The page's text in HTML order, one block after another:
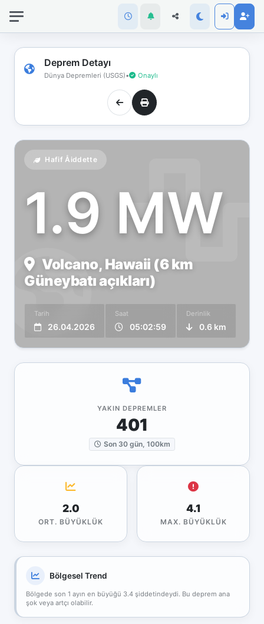
Deprem Detayı
Dünya Depremleri (USGS)• Onaylı
Hafif Åiddette
1.9 MW
Volcano, Hawaii (6 km
Güneybatı açıkları)
Tarih
26.04.2026
Saat
05:02:59
Derinlik
0.6 km
YAKIN DEPREMLER
401
Son 30 gün, 100km
2.0
ORT. BÜYÜKLÜK
4.1
MAX. BÜYÜKLÜK
Bölgesel Trend
Bölgede son 1 ayın en büyüğü 3.4 şiddetindeydi. Bu deprem ana
şok veya artçı olabilir.
bağlantınız
koptu!
Çevrimdışı
moddasınız.